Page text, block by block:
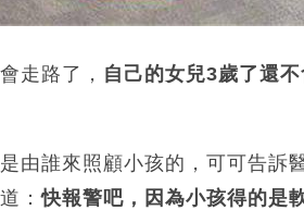
走路了， 自己的女兒3歲了還
由誰來照顧小孩的，可可告訴
：快報警吧，因為小孩得的是